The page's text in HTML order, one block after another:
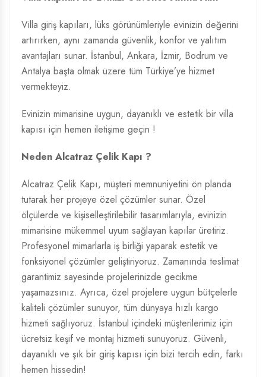
Villa giriş kapıları, lüks görünümleriyle evinizin değerini
artırırken, aynı zamanda güvenlik, konfor ve yalıtım
avantajları sunar. İstanbul, Ankara, İzmir, Bodrum ve
Antalya başta olmak üzere tüm Türkiye’ye hizmet
vermekteyiz.
Evinizin mimarisine uygun, dayanıklı ve estetik bir villa
kapısı için hemen iletişime geçin !
Neden Alcatraz Çelik Kapı ?
Alcatraz Çelik Kapı, müşteri memnuniyetini ön planda
tutarak her projeye özel çözümler sunar. Özel
ölçülerde ve kişiselleştirilebilir tasarımlarıyla, evinizin
mimarisine mükemmel uyum sağlayan kapılar üretiriz.
Profesyonel mimarlarla iş birliği yaparak estetik ve
fonksiyonel çözümler geliştiriyoruz. Zamanında teslimat
garantimiz sayesinde projelerinizde gecikme
yaşamazsınız. Ayrıca, özel projelere uygun bütçelerle
kaliteli çözümler sunuyor, tüm dünyaya hızlı kargo
hizmeti sağlıyoruz. İstanbul içindeki müşterilerimiz için
ücretsiz keşif ve montaj hizmeti sunuyoruz. Güvenli,
dayanıklı ve şık bir giriş kapısı için bizi tercih edin, farkı
hemen hissedin!